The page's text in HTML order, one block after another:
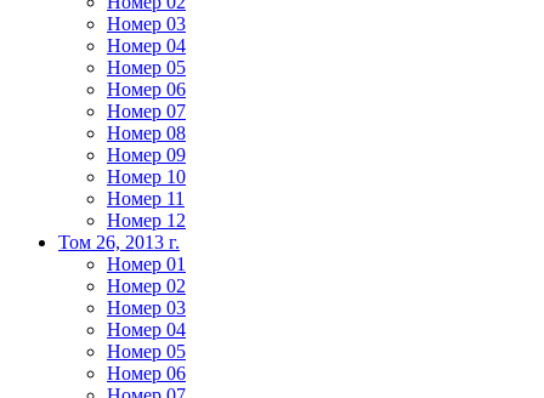
Номер 03
Номер 04
Номер 05
Номер 06
Номер 07
Номер 08
Номер 09
Номер 10
Номер 11
Номер 12
Том 26, 2013 г.
Номер 01
Номер 02
Номер 03
Номер 04
Номер 05
Номер 06